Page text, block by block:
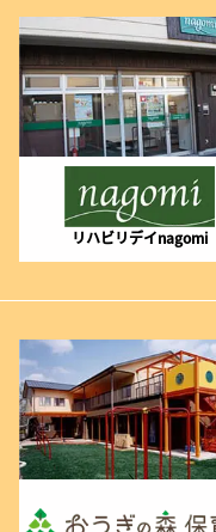
リハビリデイnagomi